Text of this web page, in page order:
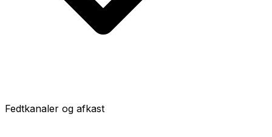
Fedtkanaler og afkast